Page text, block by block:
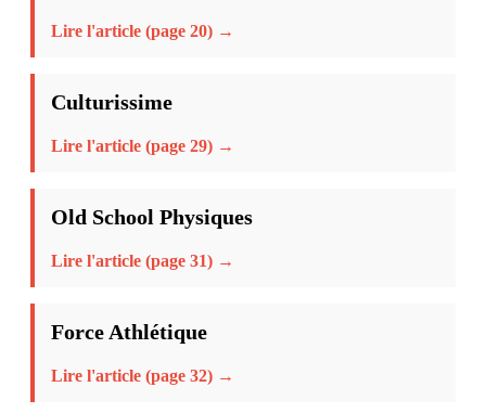
Lire l'article (page 20) →
Culturissime
Lire l'article (page 29) →
Old School Physiques
Lire l'article (page 31) →
Force Athlétique
Lire l'article (page 32) →